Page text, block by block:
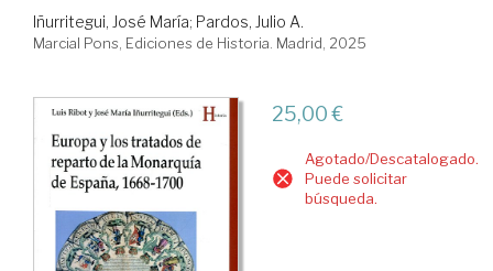
Iñurritegui, José María; Pardos, Julio A.
Marcial Pons, Ediciones de Historia. Madrid, 2025
25,00 €
Agotado/Descatalogado.
Puede solicitar
búsqueda.